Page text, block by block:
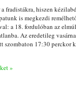
a fradistákra, hiszen
is megkezdi
a 18. fordulóban az
Az eredetileg
17:30 perckor
»